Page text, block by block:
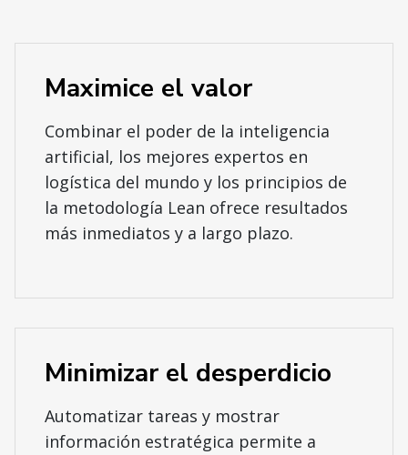
Maximice el valor
Combinar el poder de la inteligencia
artificial, los mejores expertos en
logística del mundo y los principios de
la metodología Lean ofrece resultados
más inmediatos y a largo plazo.
Minimizar el desperdicio
Automatizar tareas y mostrar
información estratégica permite a